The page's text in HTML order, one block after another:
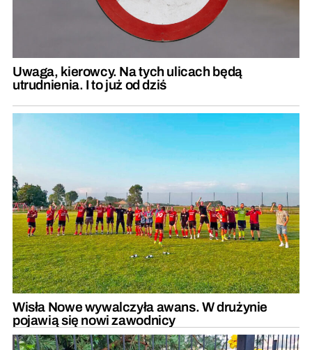
Uwaga, kierowcy. Na tych ulicach będą
utrudnienia. I to już od dziś
Wisła Nowe wywalczyła awans. W drużynie
pojawią się nowi zawodnicy